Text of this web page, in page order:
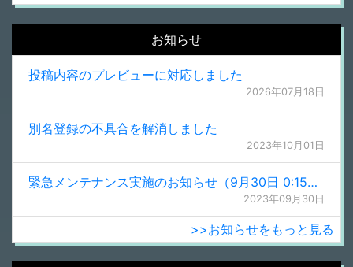
お知らせ
投稿内容のプレビューに対応しました
2026年07月18日
別名登録の不具合を解消しました
2023年10月01日
緊急メンテナンス実施のお知らせ（9月30日 0:15更新）
2023年09月30日
>>お知らせをもっと見る